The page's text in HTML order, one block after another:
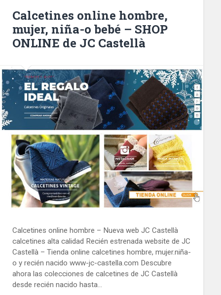
Calcetines online hombre,
mujer, niña-o bebé – SHOP
ONLINE de JC Castellà
Calcetines online hombre – Nueva web JC Castellà
calcetines alta calidad Recién estrenada website de JC
Castellà – Tienda online calcetines hombre, mujer.niña-
o y recién nacido www-jc-castella.com Descubre
ahora las colecciones de calcetines de JC Castellà
desde recién nacido hasta…